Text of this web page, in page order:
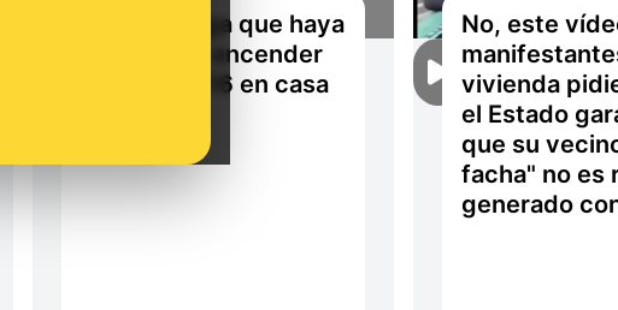
La DGT niega que haya
multas por encender
la baliza V-16 en casa
No, este
vivienda
el Estado
que su
facha" no es
generado